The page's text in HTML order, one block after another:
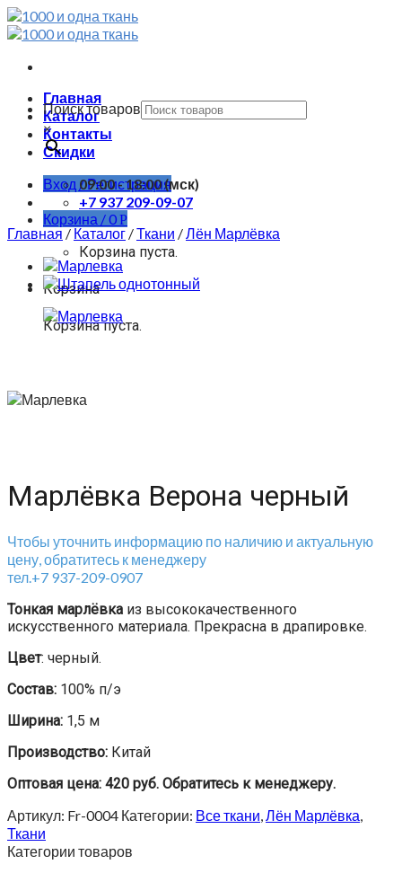
Skip
to
Главная
Каталог
Контакты
Скидки
Вход / Регистрация
Корзина /0Р
Корзина пуста.
Корзина
Корзина пуста.
Поиск товаров
×
09:00 - 18:00 (мск)
+7 937 209-09-07
Главная/Каталог /Ткани /Лён Марлёвка
Марлёвка Верона черный
Чтобы уточнить информацию по наличию и актуальную
цену, обратитесь к менеджеру
тел.+7 937-209-0907
Тонкая марлёвка из высококачественного
искусственного материала. Прекрасна в драпировке.
Цвет: черный.
Состав: 100% п/э
Ширина: 1,5 м
Производство: Китай
Оптовая цена: 420 руб. Обратитесь к менеджеру.
Артикул: Fr-0004 Категории: Все ткани,Лён Марлёвка,
Ткани
Категории товаров